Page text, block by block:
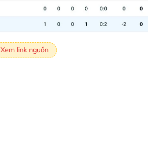
Xem link nguồn